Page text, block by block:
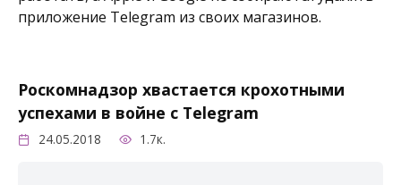
приложение Telegram из своих магазинов.
Роскомнадзор хвастается крохотными
успехами в войне с Telegram
24.05.2018 1.7к.